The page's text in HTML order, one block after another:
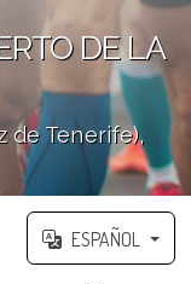
DE LA
de Tenerife),
ESPAÑOL